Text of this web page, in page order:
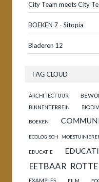
City Team meets City
BOEKEN 7 - Sitopia
Bladeren 12
TAG CLOUD
ARCHITECTUUR
BINNENTERREIN
BOEKEN
ECOLOGISCH
EDUCATIE
EETBAAR
EXAMPLES FILM